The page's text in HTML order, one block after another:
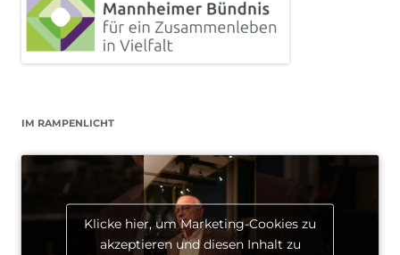
IM RAMPENLICHT
Klicke hier, um Marketing-Cookies zu
akzeptieren und diesen Inhalt zu